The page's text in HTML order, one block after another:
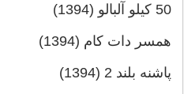
50 کیلو آلبالو (1394)
همسر دات کام (1394)
پاشنه بلند 2 (1394)